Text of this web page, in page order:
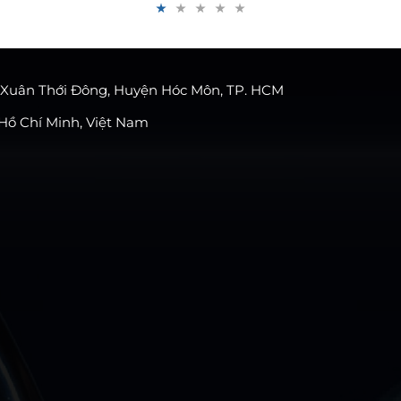
phẩm tốt nhất và dịch vụ tốt nhất!
Thới Đông, Huyện Hóc Môn, TP. HCM
Chí Minh, Việt Nam